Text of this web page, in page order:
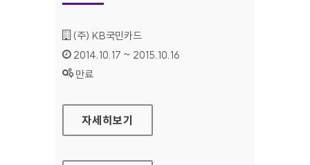
기관명 :
(주) KB국민카드
인증기간 :
2014.10.17 ~ 2015.10.16
상태 :
만료
KB국민카드 법인 홈페이지
자세히보기